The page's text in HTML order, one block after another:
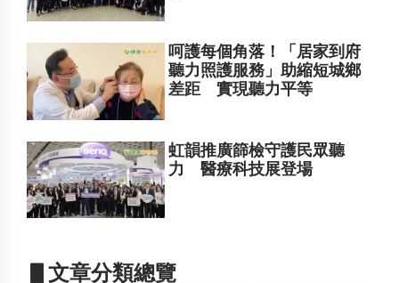
呵護每個角落！「居家到府
聽力照護服務」助縮短城鄉
差距 實現聽力平等
虹韻推廣篩檢守護民眾聽
力 醫療科技展登場
▋文章分類總覽